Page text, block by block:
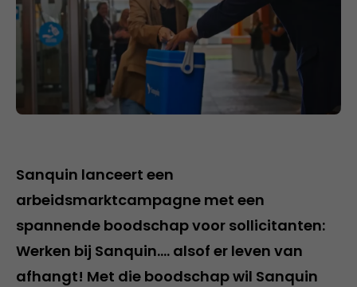
Sanquin lanceert een
arbeidsmarktcampagne met een
spannende boodschap voor sollicitanten:
Werken bij Sanquin…. alsof er leven van
afhangt! Met die boodschap wil Sanquin